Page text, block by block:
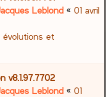
Leblond «01 avril
et
v8.1.97.7702
Leblond «01